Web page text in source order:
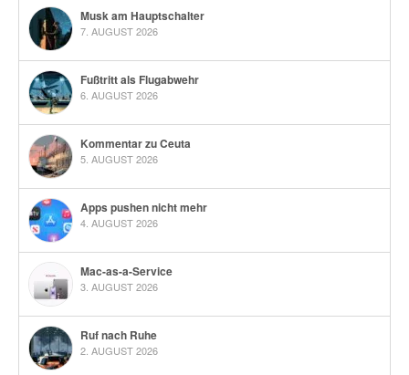
Musk am Hauptschalter
7. AUGUST 2026
Fußtritt als Flugabwehr
6. AUGUST 2026
Kommentar zu Ceuta
5. AUGUST 2026
Apps pushen nicht mehr
4. AUGUST 2026
Mac-as-a-Service
3. AUGUST 2026
Ruf nach Ruhe
2. AUGUST 2026